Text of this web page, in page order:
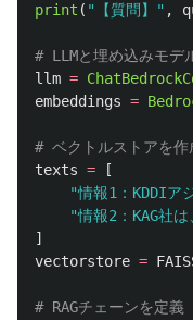
print ( " 【質問】 " ,
llm =
embeddings =
texts =
[
"情報1：KDDIア
"情報2：KAG社
]
vectorstore =